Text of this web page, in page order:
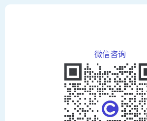
微信咨询